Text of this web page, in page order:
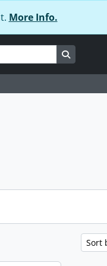
More Info.
Search
Sort